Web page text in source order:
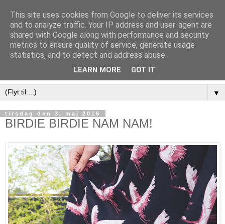
▼
tirsdag den 3. maj 2016
BIRDIE BIRDIE NAM NAM!
This site uses cookies from Google to deliver its services
and to analyze traffic. Your IP address and user-agent are
shared with Google along with performance and security
metrics to ensure quality of service, generate usage
statistics, and to detect and address abuse.
LEARN MORE GOT IT